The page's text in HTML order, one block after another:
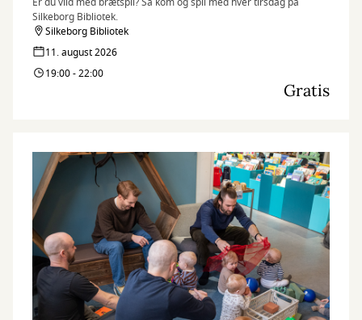
Silkeborg Bibliotek.
Silkeborg Bibliotek
11. august 2026
19:00 - 22:00
Gratis